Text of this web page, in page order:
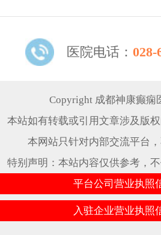
医院电话： 028-
Copyright 成都神康癫痫
本站如有转载或引用文章涉及版
本网站只针对内部交流平台，
特别声明：本站内容仅供参考，不
平台公司营业执照
入驻企业营业执照